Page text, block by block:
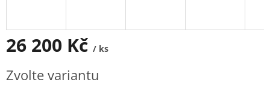
26 200 Kč / ks
cena:
Zvolte variantu